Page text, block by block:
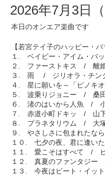
2026年7月3日（
本日のオンエア楽曲です
【若宮テイ子のハッピー・
１. ベイビー・アイム・バ
２. ファーストキス / 離
３. 雨 / ジリオラ・チン
４. 星に願いを～「ピノキ
５. 波乗りジョニー / 桑
６. 渚のはいから人魚 /
７. 赤道小町ドキッ / 山
８. プラネタリウム / 大
９. やさしさに包まれた
１０. 七夕の夜、君に逢い
１１. 愛こそはすべて /
１２. 真夏のファンタジ
１３. 今夜はビート・イッ